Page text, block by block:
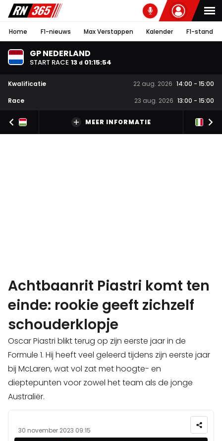
Home F1-nieuws Max Verstappen Kalender F1-stand
GP NEDERLAND
START RACE 13 d 01:15:54
Kwalificatie 22 aug. 2026 14:00 - 15:00
Race
23 aug. 2026 13:00 - 15:00
MEER INFORMATIE
Achtbaanrit Piastri komt ten
einde: rookie geeft zichzelf
schouderklopje
Oscar Piastri blikt terug op zijn eerste jaar in de
Formule 1. Hij heeft veel geleerd tijdens zijn eerste jaar
bij McLaren, wat vol zat met hoogte- en
dieptepunten voor zowel het team als de jonge
Australiër.
30 november 2023 09:15